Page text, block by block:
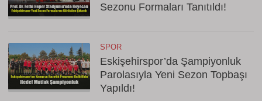
Sezonu Formaları Tanıtıldı!
SPOR
Eskişehirspor’da Şampiyonluk
Parolasıyla Yeni Sezon Topbaşı
Yapıldı!